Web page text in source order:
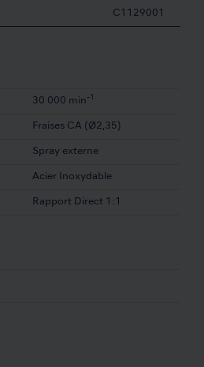
C1129001
30 000 min -1
Fraises CA (Ø2,35)
Spray externe
Acier Inoxydable
Rapport Direct 1:1